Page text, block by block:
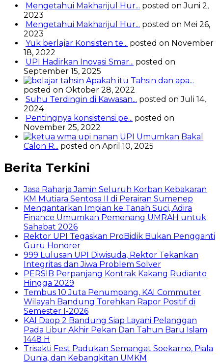
Mengetahui Makharijul Hur... posted on Juni 2,
2023
Mengetahui Makharijul Hur... posted on Mei 26,
2023
Yuk berlajar Konsisten te... posted on November
18, 2022
UPI Hadirkan Inovasi Smar... posted on
September 15, 2025
Apakah itu Tahsin dan apa...
posted on Oktober 28, 2022
Suhu Terdingin di Kawasan... posted on Juli 14,
2024
Pentingnya konsistensi pe... posted on
November 25, 2022
UPI Umumkan Bakal
Calon R... posted on April 10, 2025
Berita Terkini
Jasa Raharja Jamin Seluruh Korban Kebakaran
KM Mutiara Sentosa II di Perairan Sumenep
Mengantarkan Impian ke Tanah Suci, Adira
Finance Umumkan Pemenang UMRAH untuk
Sahabat 2026
Rektor UPI Tegaskan ProBidik Bukan Pengganti
Guru Honorer
999 Lulusan UPI Diwisuda, Rektor Tekankan
Integritas dan Jiwa Problem Solver
PERSIB Perpanjang Kontrak Kakang Rudianto
Hingga 2029
Tembus 10 Juta Penumpang, KAI Commuter
Wilayah Bandung Torehkan Rapor Positif di
Semester I-2026
KAI Daop 2 Bandung Siap Layani Pelanggan
Pada Libur Akhir Pekan Dan Tahun Baru Islam
1448 H
Trisakti Fest Padukan Semangat Soekarno, Piala
Dunia, dan Kebangkitan UMKM